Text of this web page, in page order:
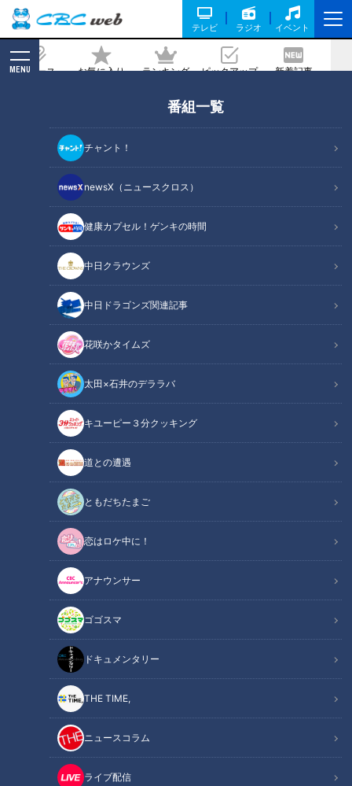
テレビ ラジオ イベント
ニュース お気に入り ランキング ピックアップ 新着記事
MENU
番組一覧
チャント！
newsX（ニュースクロス）
健康カプセル！ゲンキの時間
中日クラウンズ
中日ドラゴンズ関連記事
花咲かタイムズ
太田×石井のデララバ
キユーピー３分クッキング
道との遭遇
ともだちたまご
恋はロケ中に！
アナウンサー
ゴゴスマ
ドキュメンタリー
THE TIME,
ニュースコラム
ライブ配信
【キユーピー３分クッキング】
2025/09/11 18:00
CBCテレビ：画像『キユーピー3分クッキング』
キユーピー３分クッキング
レシピ紹介
海の幸と山の幸を合わせた、出合いの一品。里芋をやわらかく
煮てからたこを加え、たこのうまみを含ませながら煮上げま
す。（講師：宮本和秀先生／キユーピー３分クッキング ）
関連リンク
材料（2人分）
作り方
オススメ関連コンテンツ